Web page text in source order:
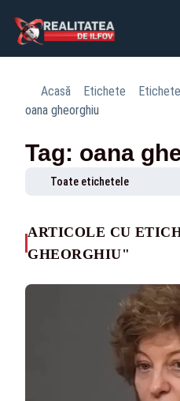
Acasă Etichete
oana gheorghiu
Tag: oana
Toate etichetele
ARTICOLE CU
GHEORGHIU"